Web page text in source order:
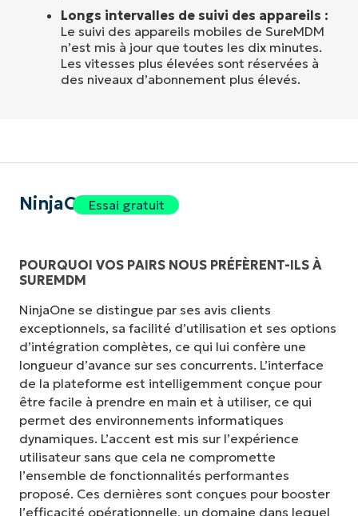
Longs intervalles de suivi des appareils :
Le suivi des appareils mobiles de SureMDM
n’est mis à jour que toutes les dix minutes.
Les vitesses plus élevées sont réservées à
des niveaux d’abonnement plus élevés.
NinjaOneEssai gratuit
POURQUOI VOS PAIRS NOUS PRÉFÈRENT-ILS À
SUREMDM
NinjaOne se distingue par ses avis clients
exceptionnels, sa facilité d’utilisation et ses options
d’intégration complètes, ce qui lui confère une
longueur d’avance sur ses concurrents. L’interface
de la plateforme est intelligemment conçue pour
être facile à prendre en main et à utiliser, ce qui
permet des environnements informatiques
dynamiques. L’accent est mis sur l’expérience
utilisateur sans que cela ne compromette
l’ensemble de fonctionnalités performantes
proposé. Ces dernières sont conçues pour booster
l’efficacité opérationnelle, un domaine dans lequel